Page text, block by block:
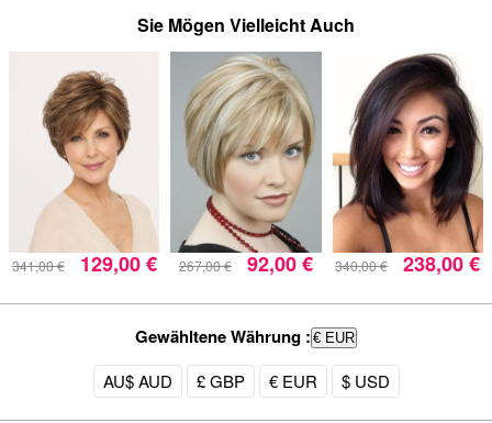
Sie Mögen Vielleicht Auch
341,00 € 129,00 € 267,00 € 92,00 € 340,00 € 238,00 €
Gewähltene Währung : € EUR
AU$ AUD £ GBP € EUR $ USD